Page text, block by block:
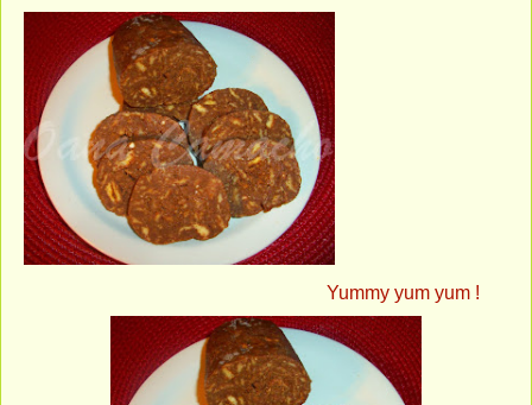
Yummy yum yum !